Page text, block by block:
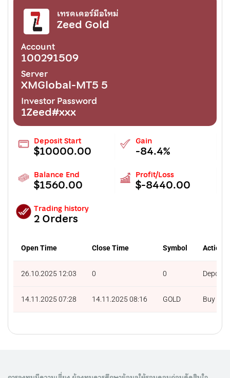
เทรดเดอร์มือใหม่
Zeed Gold
Account
100291509
Server
XMGlobal-MT5 5
Investor Password
1Zeed#xxx
Deposit Start
$10000.00
Gain
-84.4%
Balance End
$1560.00
Profit/Loss
$-8440.00
Trading history
2 Orders
Open Time Close Time Symbol Action
26.10.2025 12:03 0 0 Deposit
14.11.2025 07:28 14.11.2025 08:16 GOLD Buy